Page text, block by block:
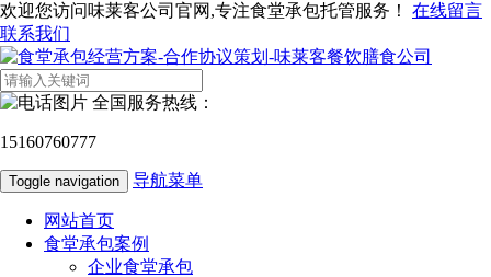
欢迎您访问味莱客公司官网,专注食堂承包托管服务！
在线留言
联系我们
全国服务热线：
15160760777
Toggle navigation 导航菜单
网站首页
食堂承包案例
企业食堂承包